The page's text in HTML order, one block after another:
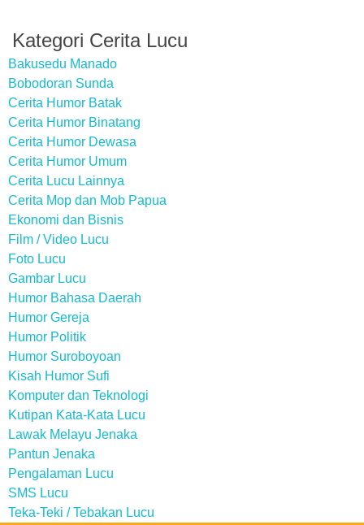
Kategori Cerita Lucu
Bakusedu Manado
Bobodoran Sunda
Cerita Humor Batak
Cerita Humor Binatang
Cerita Humor Dewasa
Cerita Humor Umum
Cerita Lucu Lainnya
Cerita Mop dan Mob Papua
Ekonomi dan Bisnis
Film / Video Lucu
Foto Lucu
Gambar Lucu
Humor Bahasa Daerah
Humor Gereja
Humor Politik
Humor Suroboyoan
Kisah Humor Sufi
Komputer dan Teknologi
Kutipan Kata-Kata Lucu
Lawak Melayu Jenaka
Pantun Jenaka
Pengalaman Lucu
SMS Lucu
Teka-Teki / Tebakan Lucu